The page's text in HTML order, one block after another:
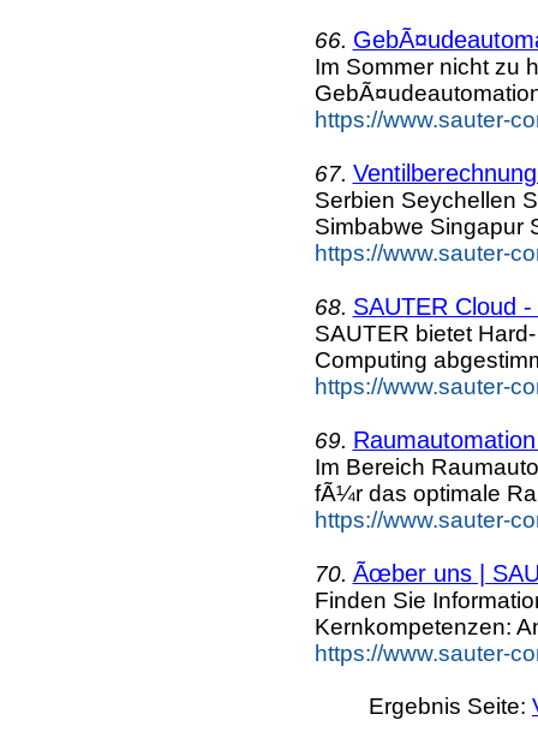
66.
Im Sommer nicht zu
https://www.sauter-
67.
Serbien Seychellen
Simbabwe Singapur
https://www.sauter-
68. SAUTER Cloud
SAUTER bietet
Computing
https://www.sauter-
69.
Im Bereich
fÃ¼r das optimale
https://www.sauter-
70. Ãœber uns |
Finden Sie
Kernkompetenzen:
https://www.sauter-
Ergebnis Seite: